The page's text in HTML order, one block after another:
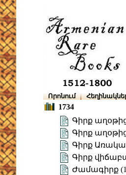
Որոնում
1734
Գիրք աղօթից
Գիրք աղօթից
Գիրք
Գիրք
Ժամագիրք